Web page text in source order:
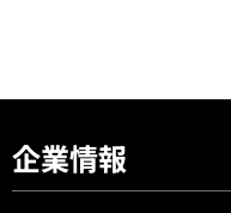
企業情報